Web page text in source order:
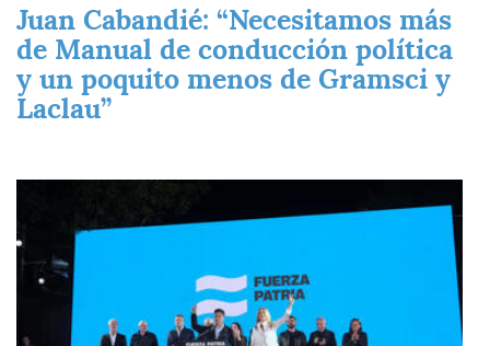
Juan Cabandié: “Necesitamos más
de Manual de conducción política
y un poquito menos de Gramsci y
Laclau”